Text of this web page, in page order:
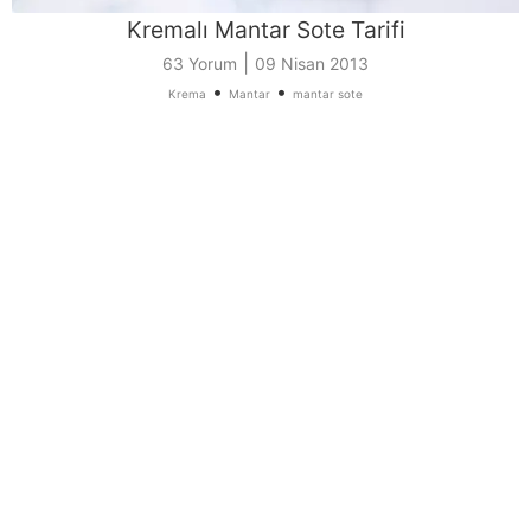
Kremalı Mantar Sote Tarifi
63 Yorum 09 Nisan 2013
Krema • Mantar • mantar sote